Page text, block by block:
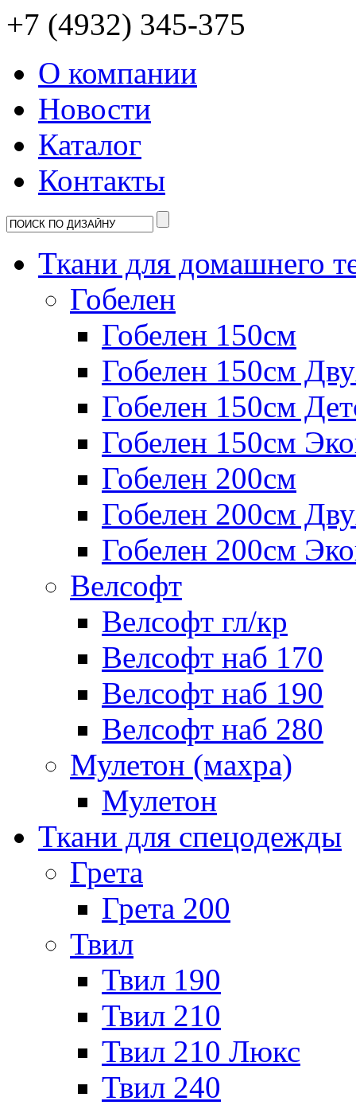
+7 (4932) 345-375
О компании
Новости
Каталог
Контакты
Ткани для домашнего
Гобелен
Гобелен 150см
Гобелен 150см
Гобелен 150см
Гобелен 150см
Гобелен 200см
Гобелен 200см
Гобелен 200см
Велсофт
Велсофт гл/кр
Велсофт наб 170
Велсофт наб 190
Велсофт наб 280
Мулетон (махра)
Мулетон
Ткани для спецодежды
Грета
Грета 200
Твил
Твил 190
Твил 210
Твил 210 Люкс
Твил 240